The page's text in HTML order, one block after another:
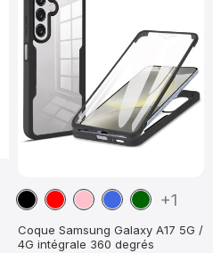
NoirRouge
RoseBleuVert +1
Coque Samsung Galaxy A17 5G /
4G intégrale 360 degrés